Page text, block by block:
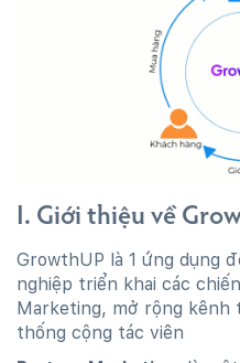
I. Giới thiệu về
GrowthUP là 1 ứng dụng
nghiệp triển khai các
Marketing, mở rộng kênh
thống cộng tác viên